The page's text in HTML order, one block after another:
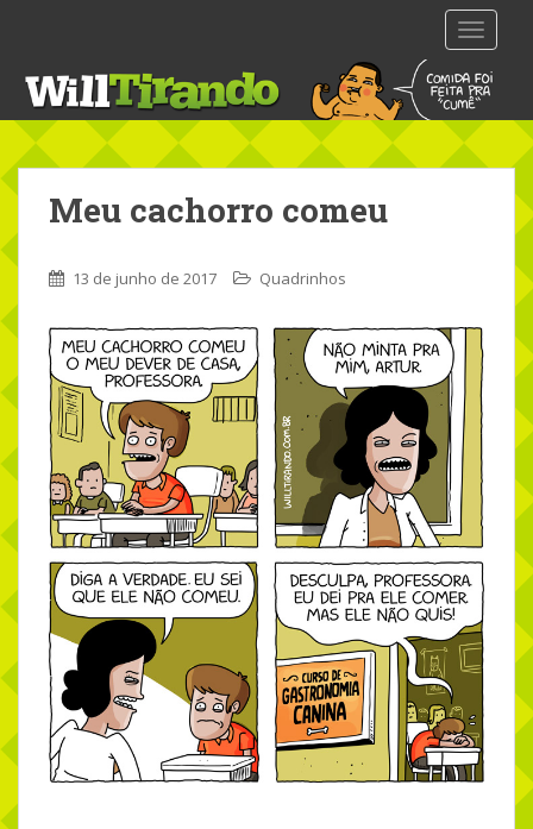
t
m
n
o
e
Meu cachorro comeu
13 de junho de 2017 Quadrinhos